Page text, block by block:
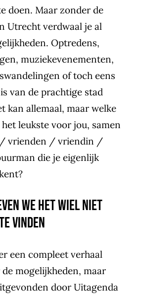
doen. Maar zonder de
Utrecht verdwaal je al
Optredens,
muziekevenementen,
of toch eens
van de prachtige stad
kan allemaal, maar welke
leukste voor jou, samen
/ vrienden / vriendin /
die je eigenlijk
we het wiel niet
vinden
een compleet verhaal
mogelijkheden, maar
door Uitagenda